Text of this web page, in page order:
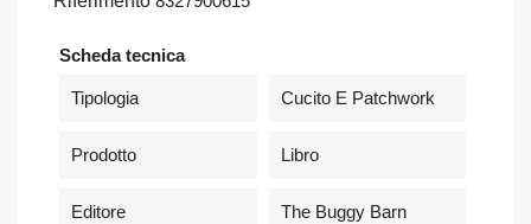
Scheda tecnica
Tipologia Cucito E Patchwork
Prodotto Libro
Editore The Buggy Barn